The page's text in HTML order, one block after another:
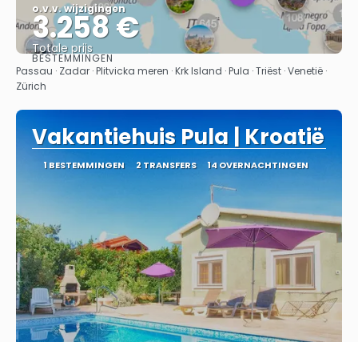
o.v.v. wijzigingen
3.258 €
Totale prijs
Bekijk
BESTEMMINGEN
Passau · Zadar · Plitvicka meren · Krk Island · Pula · Triëst · Venetië ·
Zürich
Vakantiehuis Pula | Kroatië
1 BESTEMMINGEN 2 TRANSFERS 14 OVERNACHTINGEN